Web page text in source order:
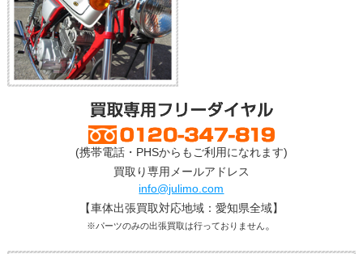
(携帯電話・PHSからもご利用になれます)
買取り専用メールアドレス
info@julimo.com
【車体出張買取対応地域：愛知県全域】
※パーツのみの出張買取は行っておりません。